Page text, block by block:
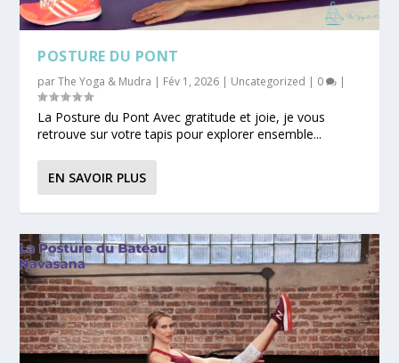
POSTURE DU PONT
parThe Yoga & Mudra | Fév 1, 2026 | Uncategorized | 0 |
La Posture du Pont Avec gratitude et joie, je vous
retrouve sur votre tapis pour explorer ensemble...
EN SAVOIR PLUS